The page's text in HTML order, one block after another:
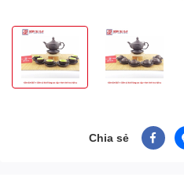
Chia sẻ